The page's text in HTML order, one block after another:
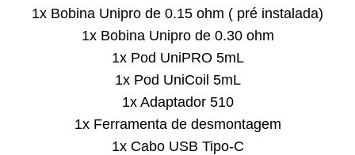
1x Bobina Unipro de 0.15 ohm ( pré instalada)
1x Bobina Unipro de 0.30 ohm
1x Pod UniPRO 5mL
1x Pod UniCoil 5mL
1x Adaptador 510
1x Ferramenta de desmontagem
1x Cabo USB Tipo-C